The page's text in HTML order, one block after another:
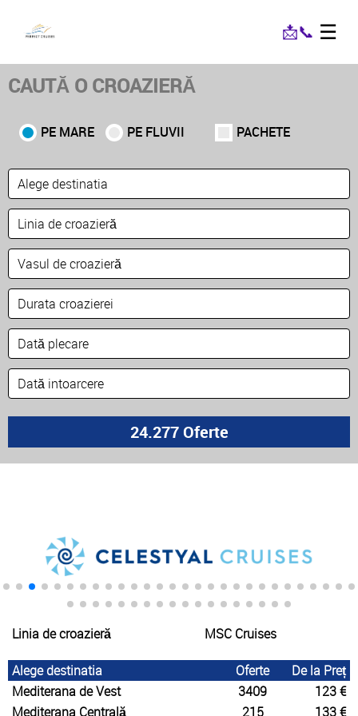
📩📞 ☰
CAUTĂ O CROAZIERĂ
PE MARE PE FLUVII PACHETE
Linia de croazieră MSC Cruises
Alege destinatia Oferte
De la Preț
Mediterana de Vest
3409
123 €
Mediterana Centrală
215 133 €